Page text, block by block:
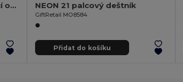
DUNDEE FOLDABLE Skládací oboustranný deštník NEON 21 palcový deštník
GiftRetail MO8584
Přidat do košíku